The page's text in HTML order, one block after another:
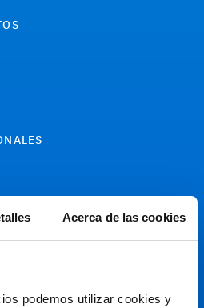
Acerca de las cookies
podemos utilizar cookies y
Médica